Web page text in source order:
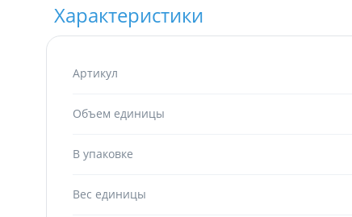
Характеристики
Артикул
Объем единицы
В упаковке
Вес единицы